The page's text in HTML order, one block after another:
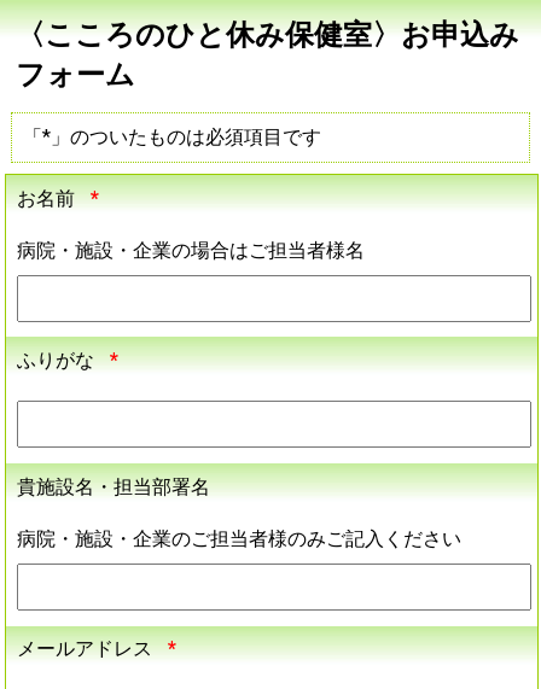
〈こころのひと休み保健室〉お申込み
フォーム
「*」のついたものは必須項目です
お名前 *
病院・施設・企業の場合はご担当者様名
ふりがな *
貴施設名・担当部署名
病院・施設・企業のご担当者様のみご記入ください
メールアドレス *